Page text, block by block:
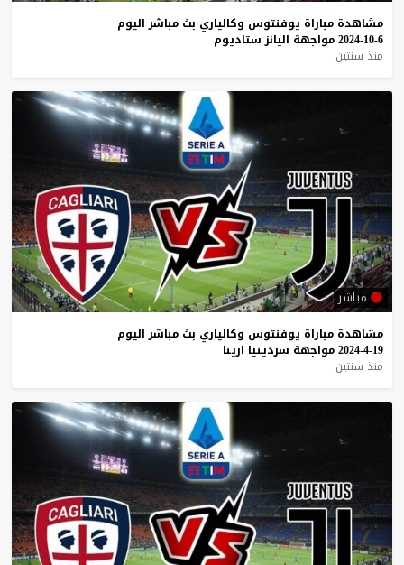
مشاهدة مباراة يوفنتوس وكالياري بث مباشر اليوم
6-10-2024
مواجهة اليانز ستاديوم
منذ سنتين
مباشر
مشاهدة مباراة يوفنتوس وكالياري بث مباشر اليوم
19-4-2024
مواجهة سردينيا ارينا
منذ سنتين